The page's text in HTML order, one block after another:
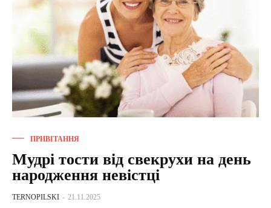
ПРИВІТАННЯ
Мудрі тости від свекрухи на день
народження невістці
TERNOPILSKI - 21.11.2025